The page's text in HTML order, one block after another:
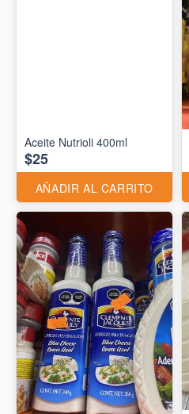
Aceite Nutrioli 400ml
$25
AÑADIR AL CARRITO